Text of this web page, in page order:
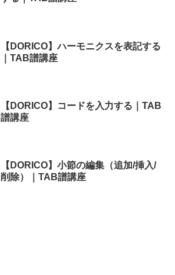
【DORICO】ハーモニクスを表記する
｜TAB譜講座
【DORICO】コードを入力する｜TAB
譜講座
【DORICO】小節の編集（追加/挿入/
削除）｜TAB譜講座